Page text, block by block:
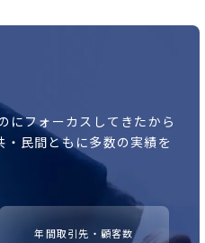
にフォーカスしてきたから
・民間ともに多数の実績を
年間取引先・顧客数